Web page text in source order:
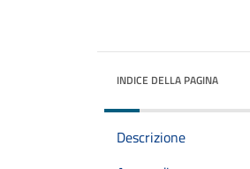
INDICE DELLA PAGINA
Descrizione